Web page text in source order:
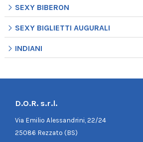
SEXY BIBERON
SEXY BIGLIETTI AUGURALI
INDIANI
D.O.R. s.r.l.
Via Emilio Alessandrini, 22/24
25086 Rezzato (BS)